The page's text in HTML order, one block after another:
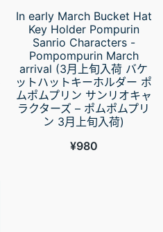
In early March Bucket Hat
Key Holder Pompurin
Sanrio Characters -
Pompompurin March
arrival (3月上旬入荷 バケ
ットハットキーホルダー ポ
ムポムプリン サンリオキャ
ラクターズ – ポムポムプリ
ン 3月上旬入荷)
¥980